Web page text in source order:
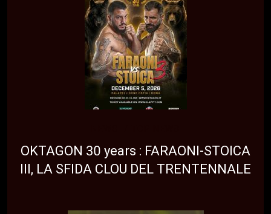
OKTAGON 30 years : FARAONI-STOICA
III, LA SFIDA CLOU DEL TRENTENNALE